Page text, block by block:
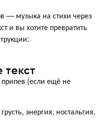
— музыка на стихи через
и вы хотите превратить
текст
припев (если ещё не
энергия, ностальгия,